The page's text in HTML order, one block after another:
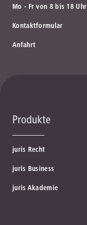
Mo - Fr von 8 bis 18 Uhr
Kontaktformular
Anfahrt
Produkte
juris Recht
juris Business
juris Akademie